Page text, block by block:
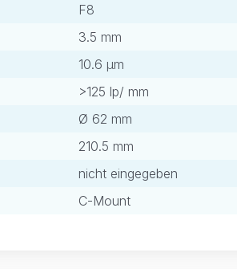
F8
3.5 mm
10.6 μm
>125 lp/ mm
Ø 62 mm
210.5 mm
nicht eingegeben
C-Mount